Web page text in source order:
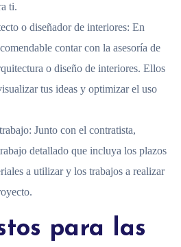
ti.
o diseñador de interiores: En
contar con la asesoría de
o diseño de interiores. Ellos
tus ideas y optimizar el uso
Junto con el contratista,
detallado que incluya los plazos
a utilizar y los trabajos a realizar
para las